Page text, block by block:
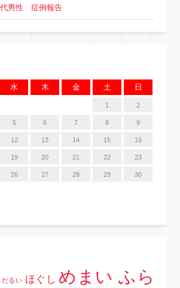
男性 症例報告
水 木 金 土 日
1 2
5 6 7 8 9
12 13 14 15 16
19 20 21 22 23
26 27 28 29 30
だるい ほぐし めまい ふら